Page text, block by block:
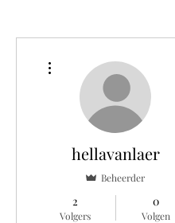
hellavanlaer
Beheerder
2
Volgers
0
Volgen